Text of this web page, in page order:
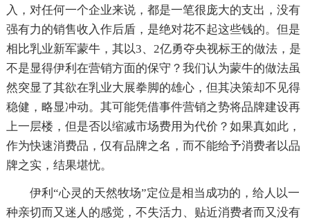
入，对任何一个企业来说，都是一笔很庞大的支出，没有
强有力的销售收入作后盾，是绝对花不起这些钱的。但是
相比乳业新军蒙牛，其以3、2亿勇夺央视标王的做法，是
不是显得伊利在营销方面的保守？我们认为蒙牛的做法虽
然突显了其欲在乳业大展拳脚的雄心，但其决策却不见得
稳健，略显冲动。其可能凭借事件营销之势将品牌建设再
上一层楼，但是否以缩减市场费用为代价？如果真如此，
作为快速消费品，仅有品牌之名，而不能给予消费者以品
牌之实，结果堪忧。
伊利“心灵的天然牧场”定位是相当成功的，给人以一
种亲切而又迷人的感觉，不失活力、贴近消费者而又没有